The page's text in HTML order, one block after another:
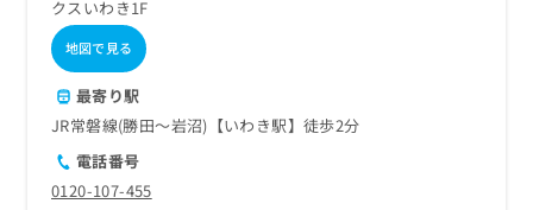
クスいわき1F
地図で見る
最寄り駅
JR常磐線(勝田～岩沼)【いわき駅】徒歩2分
電話番号
0120-107-455